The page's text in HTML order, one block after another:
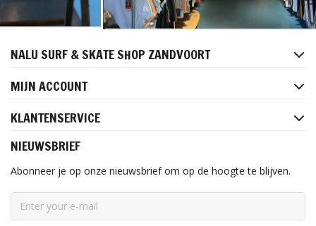
NALU SURF & SKATE SHOP ZANDVOORT
MIJN ACCOUNT
KLANTENSERVICE
NIEUWSBRIEF
Abonneer je op onze nieuwsbrief om op de hoogte te blijven.